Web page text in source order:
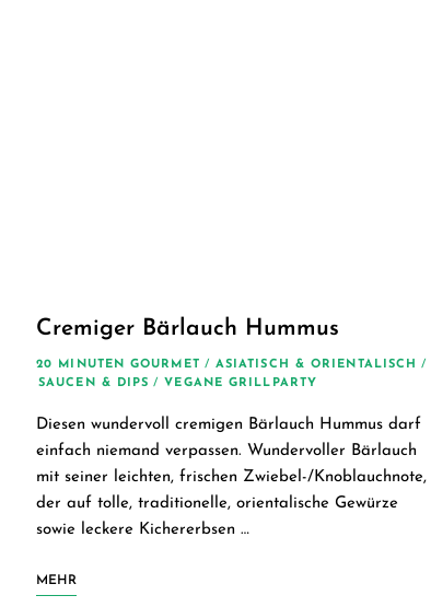
Cremiger Bärlauch Hummus
20 MINUTEN GOURMET / ASIATISCH & ORIENTALISCH
/
SAUCEN & DIPS / VEGANE GRILLPARTY
Diesen wundervoll cremigen Bärlauch Hummus darf
einfach niemand verpassen. Wundervoller Bärlauch
mit seiner leichten, frischen Zwiebel-/Knoblauchnote,
der auf tolle, traditionelle, orientalische Gewürze
sowie leckere Kichererbsen …
MEHR